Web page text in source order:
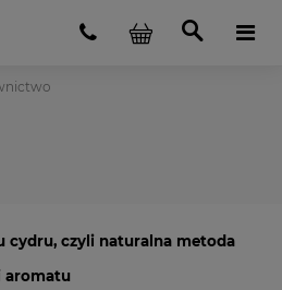
cydru, czyli naturalna metoda
aromatu